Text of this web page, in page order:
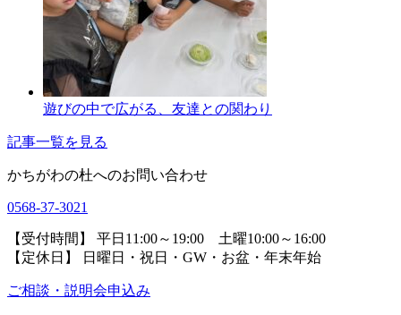
遊びの中で広がる、友達との関わり
記事一覧を見る
かちがわの杜へのお問い合わせ
0568-37-3021
【受付時間】 平日11:00～19:00 土曜10:00～16:00
【定休日】 日曜日・祝日・GW・お盆・年末年始
ご相談・説明会申込み